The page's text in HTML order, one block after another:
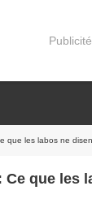
Publicité
que les labos ne
Ce que les